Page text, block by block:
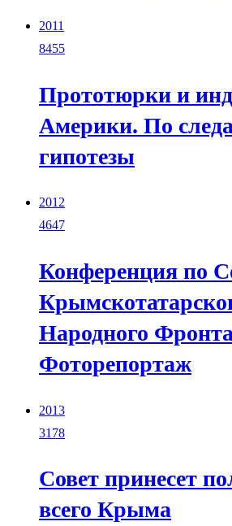
2011
8455
Прототюрки и
Америки. По
гипотезы
2012
4647
Конференция по
Народного
Фоторепортаж
2013
3178
Совет принесет
всего Крыма